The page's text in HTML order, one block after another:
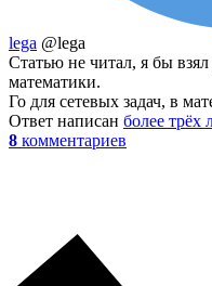
lega @lega
Статью не читал, я бы
математики.
Го для сетевых задач, в
Ответ написан более трёх
8 комментариев